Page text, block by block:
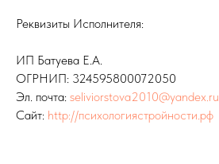
Реквизиты Исполнителя:
ИП Батуева Е.А.
ОГРНИП: 324595800072050
Эл. почта: seliviorstova2010@yandex.ru
Сайт: http://психологиястройности.рф